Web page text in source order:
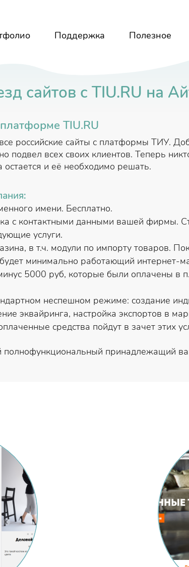
Поддержка Полезное
сайтов с TIU.RU на
TIU.RU
российские сайты с платформы ТИУ.
подвел всех своих клиентов. Теперь
и её необходимо решать.
имени. Бесплатно.
с контактными данными вашей фирмы.
услуги.
в т.ч. модули по импорту товаров.
минимально работающий интернет-
5000 руб, которые были оплачены в
неспешном режиме: создание
эквайринга, настройка экспортов в
средства пойдут в зачет этих
полнофункциональный принадлежащий